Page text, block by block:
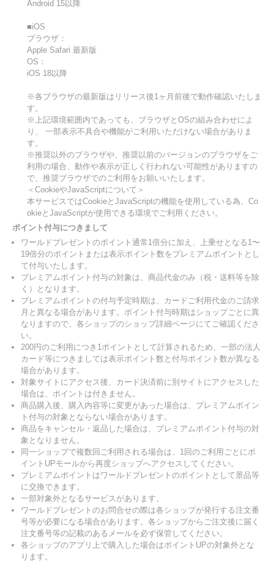
Android 15以降
■iOS
ブラウザ：
Apple Safari 最新版
OS：
iOS 18以降
※各ブラウザの最新版はリリース後1ヶ月前後で動作確認いたしま
す。
※上記環境範囲内であっても、ブラウザとOSの組み合わせによ
り、 一部表示不具合や機能がご利用いただけない場合がありま
す。
※推奨以外のブラウザや、推奨以前のバージョンのブラウザをご
利用の場合、動作や表示が正しく行われない可能性がありますの
で、推奨ブラウザでのご利用をお願いいたします。
＜CookieやJavaScriptについて＞
本サービスではCookieとJavaScriptの機能を使用している為、Co
okieとJavaScriptが使用できる環境でご利用ください。
ポイント付与につきまして
ワールドプレゼントのポイント通常1倍分に加え、上乗せとなる1〜
19倍分のポイントまたは表示ポイント数をプレミアムポイントとし
て付与いたします。
プレミアムポイント付与の対象は、商品代金のみ（税・送料等を除
く）となります。
プレミアムポイントの付与予定時期は、カードご利用代金のご請求
月と異なる場合があります。ポイント付与時期はショップごとに異
なりますので、各ショップのショップ詳細ページにてご確認くださ
い。
200円のご利用につき1ポイントとして計算されるため、一部の法人
カード等につきましては表示ポイント数と付与ポイント数が異なる
場合があります。
対象サイトにアクセス後、カード決済前に別サイトにアクセスした
場合は、ポイントは付きません。
商品購入後、購入内容等に変更があった場合は、プレミアムポイン
ト付与の対象とならない場合があります。
商品をキャンセル・返品した場合は、プレミアムポイント付与の対
象となりません。
同一ショップで複数回ご利用される場合は、1回のご利用ごとにポ
イントUPモールから再度ショップへアクセスしてください。
プレミアムポイントはワールドプレゼントのポイントとして景品等
に交換できます。
一部対象外となるサービスがあります。
ワールドプレゼントのお問合せの際は各ショップが発行する注文番
号等が必要になる場合があります。各ショップからご注文後に届く
注文番号等の記載のあるメールを必ず保管してください。
各ショップのアプリ上で購入した場合はポイントUPの対象外とな
ります。